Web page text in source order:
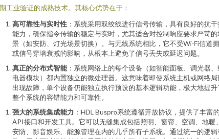
工业验证的成熟技术。其核心优势在于：
高可靠性与实时性 ：系统采用双绞线进行信号传输，具有良好的抗
能力，确保指令传输的稳定与实时，尤其适合对控制响应要求严苛的
景（如安防、灯光场景切换）。与无线系统相比，它不受Wi-Fi信道
或信号穿墙衰减的影响，从根本上避免了信号丢失或延迟问题。
真正的分布式智能：系统网络上的每个设备（如智能面板、调光器、
电器模块）都内置独立的微处理器。这意味着即使系统主机或网络局
出现故障，单个设备仍能独立执行预设的基本逻辑功能，极大地提升
整个系统的容错能力和可靠性。
强大的系统集成能力 ：HDL Buspro系统遵循开放协议，提供了丰富
API接口和开发工具。它可以无缝集成包括照明、窗帘、空调、地暖
安防、影音娱乐、能源管理在内的几乎所有子系统。通过统一的逻辑